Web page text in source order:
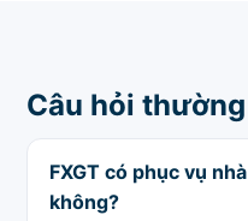
Câu hỏi
FXGT có phục vụ
không?